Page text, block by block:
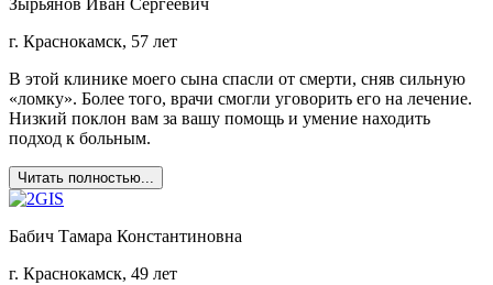
Зырьянов Иван Сергеевич
г. Краснокамск, 57 лет
В этой клинике моего сына спасли от смерти, сняв сильную
«ломку». Более того, врачи смогли уговорить его на лечение.
Низкий поклон вам за вашу помощь и умение находить
подход к больным.
Читать полностью...
Бабич Тамара Константиновна
г. Краснокамск, 49 лет